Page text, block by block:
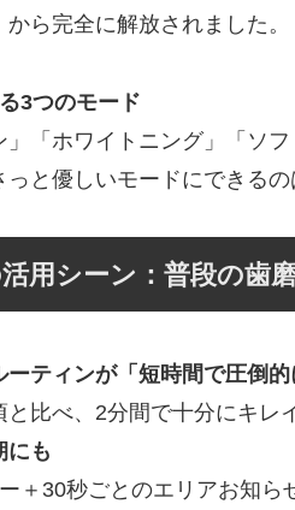
ら完全に解放されました。
3つのモード
」「ホワイトニング」「ソ
っと優しいモードにできるの
用シーン：普段の歯
ーティンが「短時間で圧倒的
と比べ、2分間で十分にキレ
にも
＋30秒ごとのエリアお知ら